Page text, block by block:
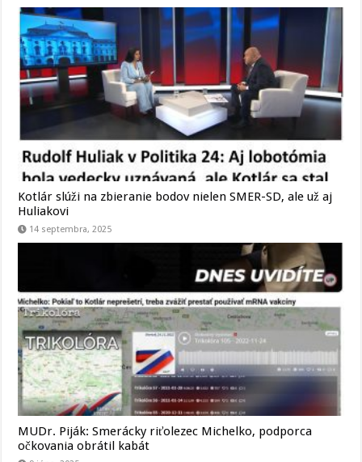
Kotlár slúži na zbieranie bodov nielen SMER-SD, ale už aj
Huliakovi
14 septembra, 2025
MUDr. Piják: Smerácky riťolezec Michelko, podporca
očkovania obrátil kabát